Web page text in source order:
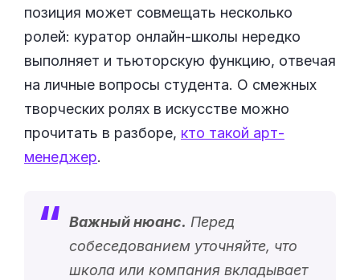
позиция может совмещать несколько
ролей: куратор онлайн-школы нередко
выполняет и тьюторскую функцию, отвечая
на личные вопросы студента. О смежных
творческих ролях в искусстве можно
прочитать в разборе, кто такой арт-
менеджер.
Важный нюанс. Перед
собеседованием уточняйте, что
школа или компания вкладывает